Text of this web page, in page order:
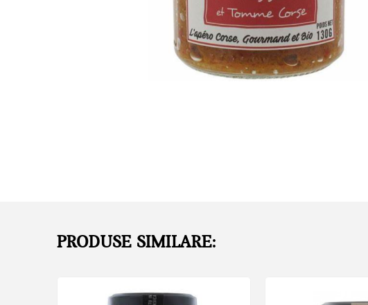
PRODUSE SIMILARE: